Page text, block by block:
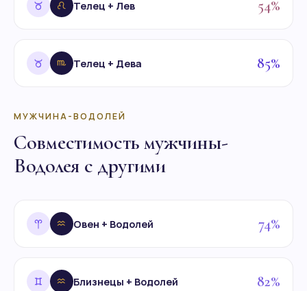
Телец + Лев 54%
Телец + Дева 85%
МУЖЧИНА-ВОДОЛЕЙ
Совместимость мужчины-
Водолея с другими
Овен + Водолей 74%
Близнецы + Водолей 82%